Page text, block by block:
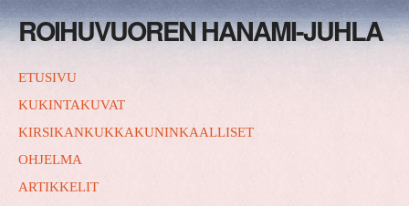
ROIHUVUOREN HANAMI-JUHLA
ETUSIVU
KUKINTAKUVAT
KIRSIKANKUKKAKUNINKAALLISET
OHJELMA
ARTIKKELIT